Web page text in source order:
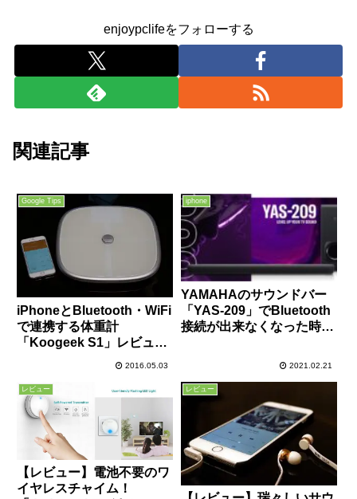
enjoypclifeをフォローする
関連記事
Google Tips
iPhoneとBluetooth・WiFi
で連携する体重計
「Koogeek S1」レビュ
2016.05.03
iphone
YAMAHAのサウンドバー
「YAS-209」でBluetooth
接続が出来なくなった時の
2021.02.21
レビュー
【レビュー】電池不要のワ
イヤレスチャイム！
レビュー